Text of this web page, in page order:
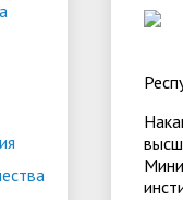
БИП